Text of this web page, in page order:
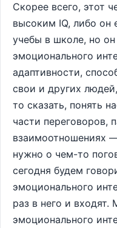
Скорее всего, этот
высоким IQ, либо он
учебы в школе, но
эмоционального
адаптивности,
свои и других
то сказать, понять
части переговоров,
взаимоотношениях
нужно о чем-то
сегодня будем
эмоционального
раз в него и
эмоционального